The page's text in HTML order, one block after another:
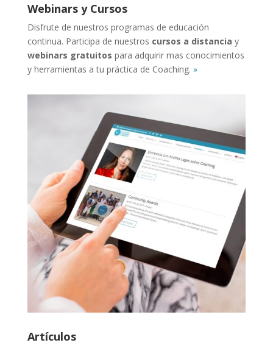
Webinars y Cursos
Disfrute de nuestros programas de educación
continua. Participa de nuestros cursos a distancia y
webinars gratuitos para adquirir mas conocimientos
y herramientas a tu práctica de Coaching. »
Artículos